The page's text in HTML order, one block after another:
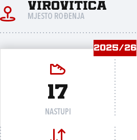
Virovitica
MJESTO ROĐENJA
2025/26
17
NASTUPI